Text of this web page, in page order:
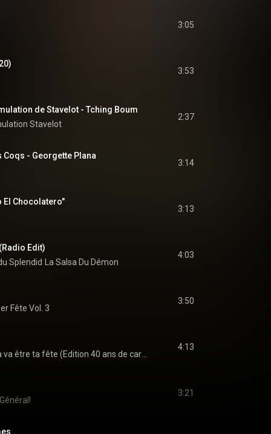
3:05
3:53
de Stavelot - Tching Boum
Stavelot
2:37
Coqs - Georgette Plana
3:14
El Chocolatero"
3:13
Edit)
Splendid
La Salsa Du Démon
4:03
Fête Vol. 3
3:50
4:13
3:21